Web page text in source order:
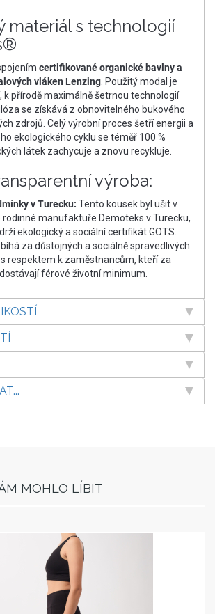
materiál s technologií
certifikované organické bavlny a
vláken Lenzing . Použitý modal je
k přírodě maximálně šetrnou technologií
se získává z obnovitelného bukového
zdrojů. Celý výrobní proces šetří energii a
ekologického cyklu se téměř 100 %
látek zachycuje a znovu recykluje.
výroba:
v Turecku: Tento kousek byl ušit v
manufaktuře Demoteks v Turecku,
ekologický a sociální certifikát GOTS.
za důstojných a sociálně spravedlivých
respektem k zaměstnancům, kteří za
férové životní minimum.
MOHLO LÍBIT